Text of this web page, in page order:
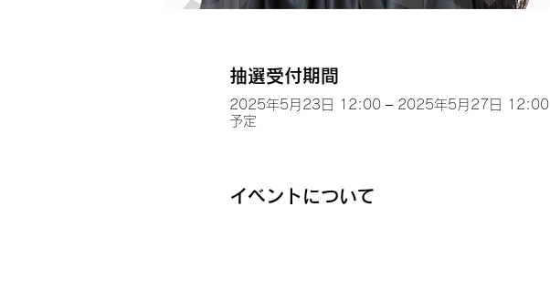
抽選受付期間
2025年5月23日 12:00 – 2025年5月27日 12:00
予定
イベントについて